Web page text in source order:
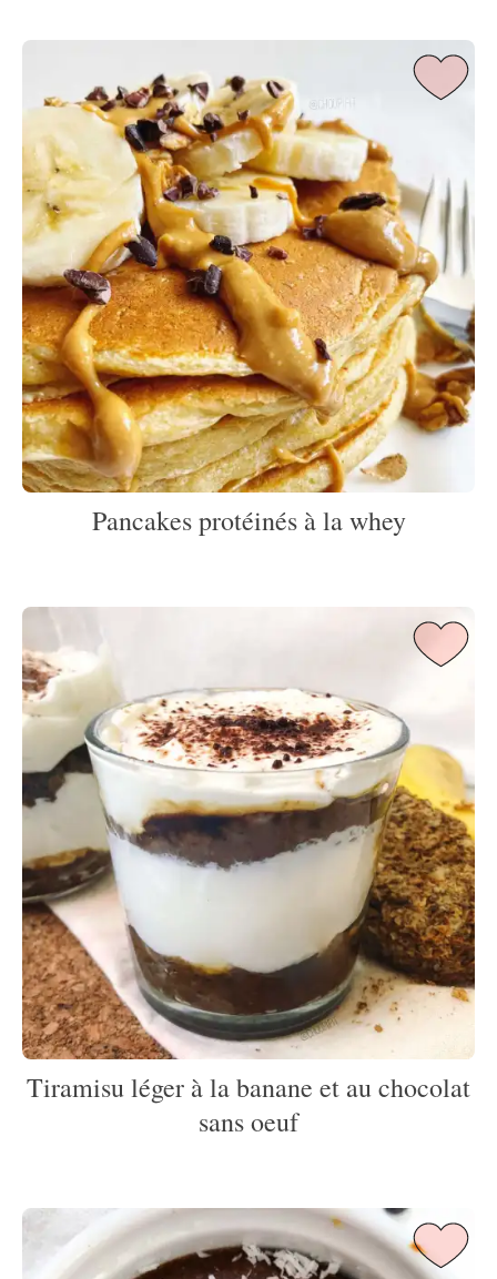
Pancakes protéinés à la whey
Tiramisu léger à la banane et au chocolat
sans oeuf